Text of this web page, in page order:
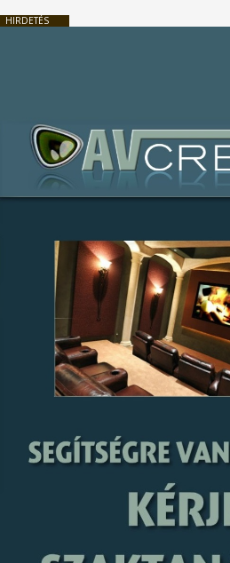
HIRDETÉS